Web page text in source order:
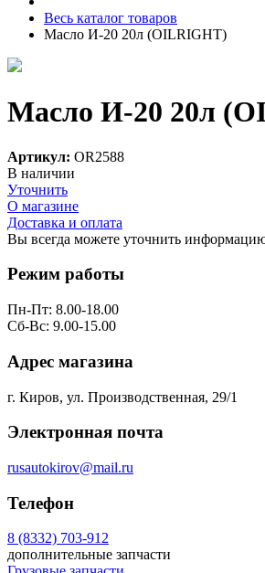
Весь каталог товаров
Масло И-20 20л (OILRIGHT)
Масло И-20 20л
Артикул: OR2588
В наличии
Уточнить
О магазине
Доставка и оплата
Вы всегда можете уточнить
Режим работы
Пн-Пт: 8.00-18.00
Сб-Вс: 9.00-15.00
Адрес магазина
г. Киров, ул. Производственная, 29/1
Электронная почта
rusautokirov@mail.ru
Телефон
8 (8332) 703-912
дополнительные запчасти